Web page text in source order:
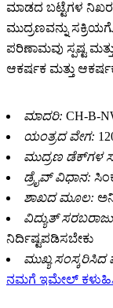
ಮಾಡದ ಬಟ್ಟೆಗಳ
ಮುದ್ರಣವನ್ನು
ಪರಿಣಾಮವು ಸ್ಪಷ್ಟ
ಆಕರ್ಷಕ ಮತ್ತು
ಮಾದರಿ: CH-B-
ಯಂತ್ರದ ವೇಗ:
ಮುದ್ರಣ ಡೆಕ್‌ಗಳ
ಡ್ರೈವ್ ವಿಧಾನ:
ಶಾಖದ ಮೂಲ:
ವಿದ್ಯುತ್
ನಿರ್ದಿಷ್ಟಪಡಿಸಬೇಕು
ಮುಖ್ಯ ಸಂಸ್ಕರಿಸಿದ
ನಮಗೆ ಇಮೇಲ್